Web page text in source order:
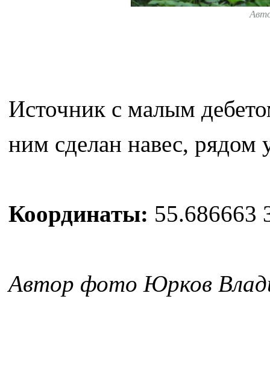
Источник с малым
ним сделан навес, рядом
Координаты: 55.686663
Автор фото Юрков